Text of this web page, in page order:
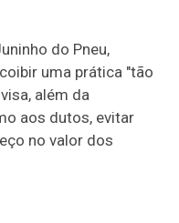
do Pneu,
uma prática "tão
além da
aos dutos, evitar
no valor dos